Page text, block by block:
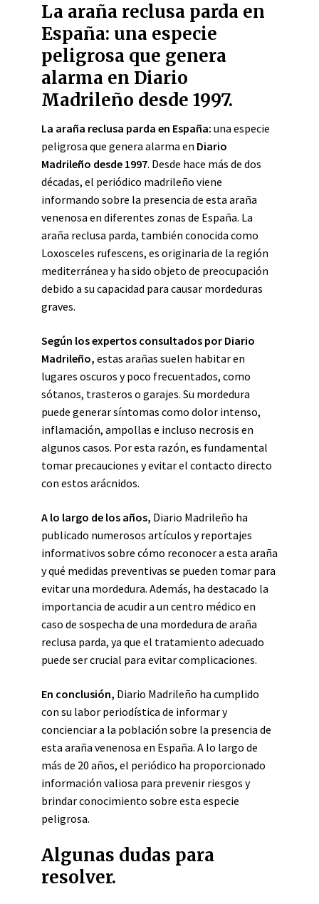
La araña reclusa parda en
España: una especie
peligrosa que genera
alarma en Diario
Madrileño desde 1997.
La araña reclusa parda en España: una especie
peligrosa que genera alarma en Diario
Madrileño desde 1997. Desde hace más de dos
décadas, el periódico madrileño viene
informando sobre la presencia de esta araña
venenosa en diferentes zonas de España. La
araña reclusa parda, también conocida como
Loxosceles rufescens, es originaria de la región
mediterránea y ha sido objeto de preocupación
debido a su capacidad para causar mordeduras
graves.
Según los expertos consultados por Diario
Madrileño, estas arañas suelen habitar en
lugares oscuros y poco frecuentados, como
sótanos, trasteros o garajes. Su mordedura
puede generar síntomas como dolor intenso,
inflamación, ampollas e incluso necrosis en
algunos casos. Por esta razón, es fundamental
tomar precauciones y evitar el contacto directo
con estos arácnidos.
A lo largo de los años, Diario Madrileño ha
publicado numerosos artículos y reportajes
informativos sobre cómo reconocer a esta araña
y qué medidas preventivas se pueden tomar para
evitar una mordedura. Además, ha destacado la
importancia de acudir a un centro médico en
caso de sospecha de una mordedura de araña
reclusa parda, ya que el tratamiento adecuado
puede ser crucial para evitar complicaciones.
En conclusión, Diario Madrileño ha cumplido
con su labor periodística de informar y
concienciar a la población sobre la presencia de
esta araña venenosa en España. A lo largo de
más de 20 años, el periódico ha proporcionado
información valiosa para prevenir riesgos y
brindar conocimiento sobre esta especie
peligrosa.
Algunas dudas para
resolver.